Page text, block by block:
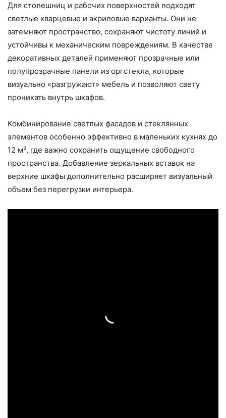
Для столешниц и рабочих поверхностей подходят
светлые кварцевые и акриловые варианты. Они не
затемняют пространство, сохраняют чистоту линий и
устойчивы к механическим повреждениям. В качестве
декоративных деталей применяют прозрачные или
полупрозрачные панели из оргстекла, которые
визуально «разгружают» мебель и позволяют свету
проникать внутрь шкафов.
Комбинирование светлых фасадов и стеклянных
элементов особенно эффективно в маленьких кухнях до
12 м², где важно сохранить ощущение свободного
пространства. Добавление зеркальных вставок на
верхние шкафы дополнительно расширяет визуальный
объем без перегрузки интерьера.